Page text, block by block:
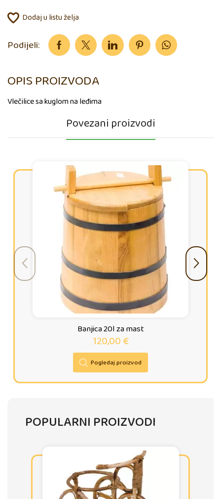
Dodaj u listu želja
Podijeli:
OPIS PROIZVODA
Vlečilice sa kuglom na leđima
Povezani proizvodi
Banjica 20l za mast
120,00€
Pogledaj proizvod
POPULARNI PROIZVODI